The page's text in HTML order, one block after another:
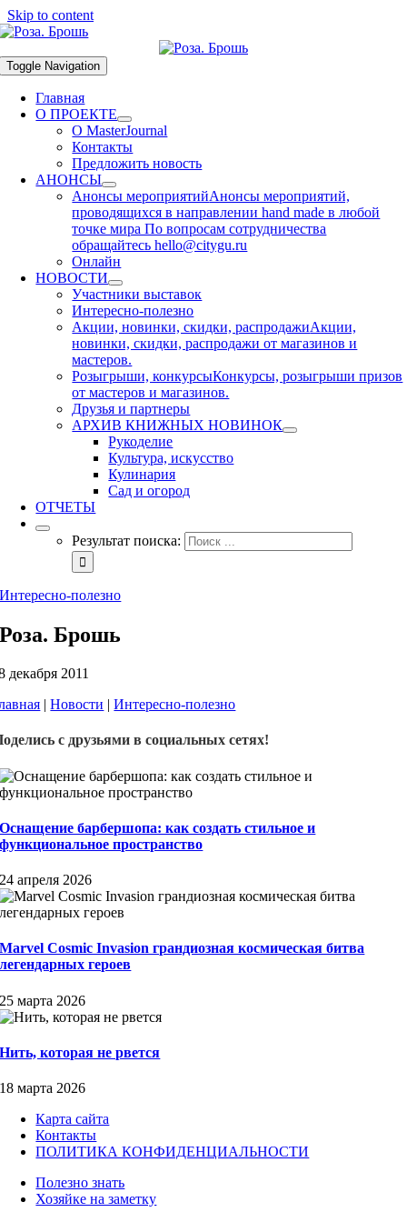
Skip to content
Toggle Navigation
Главная
О ПРОЕКТЕ
О MasterJournal
Контакты
Предложить новость
АНОНСЫ
Анонсы мероприятийАнонсы мероприятий,
проводящихся в направлении hand made в любой
точке мира По вопросам сотрудничества
обращайтесь hello@citygu.ru
Онлайн
НОВОСТИ
Участники выставок
Интересно-полезно
Акции, новинки, скидки, распродажиАкции,
новинки, скидки, распродажи от магазинов и
мастеров.
Розыгрыши, конкурсыКонкурсы, розыгрыши призов
от мастеров и магазинов.
Друзья и партнеры
АРХИВ КНИЖНЫХ НОВИНОК
Рукоделие
Культура, искусство
Кулинария
Сад и огород
ОТЧЕТЫ
Результат поиска:
Интересно-полезно
Роза. Брошь
декабря 2011
|Новости |Интересно-полезно
с друзьями в социальных сетях!
Оснащение барбершопа: как создать стильное и
функциональное пространство
24 апреля 2026
Marvel Cosmic Invasion грандиозная космическая битва
легендарных героев
25 марта 2026
Нить, которая не рвется
18 марта 2026
Карта сайта
Контакты
ПОЛИТИКА КОНФИДЕНЦИАЛЬНОСТИ
Полезно знать
Хозяйке на заметку